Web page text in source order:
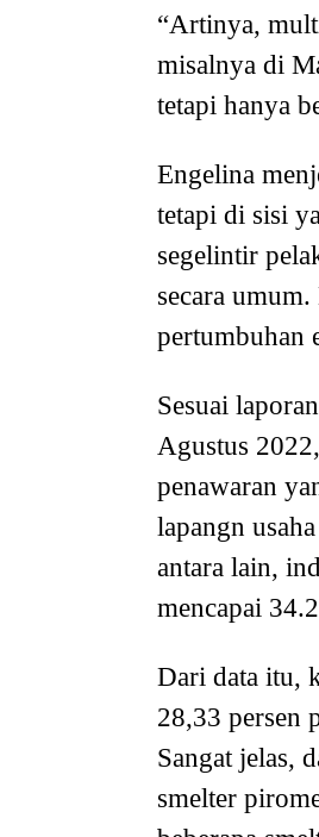
“Artinya,
misalnya di
tetapi hanya
Engelina
tetapi di sisi
segelintir
secara
pertumbuhan
Sesuai
Agustus
penawaran
lapangn
antara lain,
mencapai
Dari data itu,
28,33 persen
Sangat jelas,
smelter